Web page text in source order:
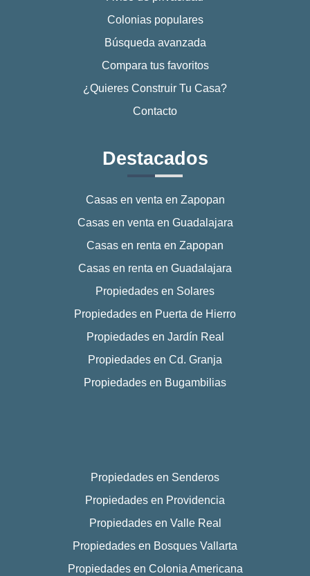
Colonias populares
Búsqueda avanzada
Compara tus favoritos
¿Quieres Construir Tu Casa?
Contacto
Destacados
Casas en venta en Zapopan
Casas en venta en Guadalajara
Casas en renta en Zapopan
Casas en renta en Guadalajara
Propiedades en Solares
Propiedades en Puerta de Hierro
Propiedades en Jardín Real
Propiedades en Cd. Granja
Propiedades en Bugambilias
Propiedades en Senderos
Propiedades en Providencia
Propiedades en Valle Real
Propiedades en Bosques Vallarta
Propiedades en Colonia Americana